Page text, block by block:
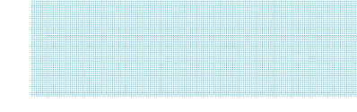
キャッシュフロー とは
認定 支援 機関 更新
赤字 経営
マル経融資 とは
持続的発展
吸収 合併 とは
議決権 とは
株式 譲渡 契約書 とは
事業承継税制 わかりやすく
事業 承継 とは